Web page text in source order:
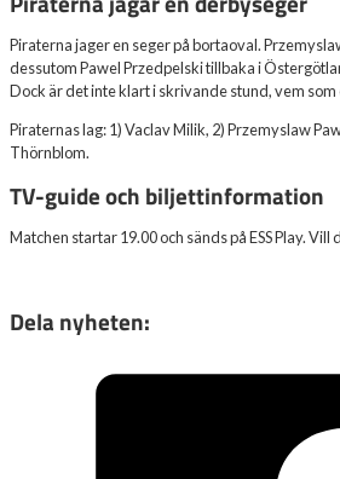
Piraterna jager en seger på bortaoval.
dessutom Pawel Przedpelski tillbaka i
Dock är det inte klart i skrivande stund, vem
Piraternas lag: 1) Vaclav Milik, 2) Przemyslaw
Thörnblom.
TV-guide och biljettinformation
Matchen startar 19.00 och sänds på ESS Play.
Dela nyheten: